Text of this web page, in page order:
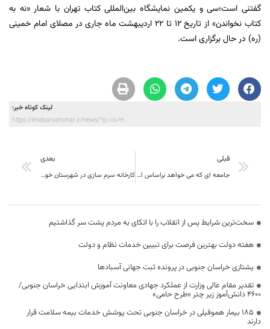
گفتنی است؛سی و یکمین نمایشگاه بین‌المللی کتاب تهران با شعار «نه به
کتاب نخواندن» از تاریخ ١٢ تا ٢٢ اردیبهشت ماه جاری در مصلای امام خمینی
(ره) در حال برگزاری است.
لینک کوتاه خبر:
https://khabarvahonar.ir/news/?p=15099
قبلی
جامعه ای که می خواهد براساس اصول دینی اداره شود باید جایگاه آموزش و پرورش به عنوان یک عنصر فرهنگی مشخص باشد
بعدی
کارخانه سرم سازی در شهرستان خوسف راه اندازی می شود
سخت‌ترین شرایط پس از انقلاب را با اتکای به مردم پشت سر گذاشتیم
هفته دولت بهترین فرصت برای تبیین خدمات نظام و دولت
یشتازی خراسان جنوبی در پرونده ثبت جهانی آسبادها
تقدیر مقام عالی وزارت از عملکرد جهادی معاونت آموزش ابتدایی خراسان جنوبی/
۴۶۰۰ دانش‌آموز زیر چتر «طرح حامی»
۱۸۵ بیمار هموفیلی در خراسان جنوبی تحت پوشش خدمات بیمه سلامت قرار
دارند